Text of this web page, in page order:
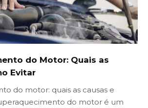
do Motor: Quais as
Evitar
do motor: quais as causas e
do motor é um